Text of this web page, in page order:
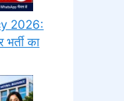
2026:
का